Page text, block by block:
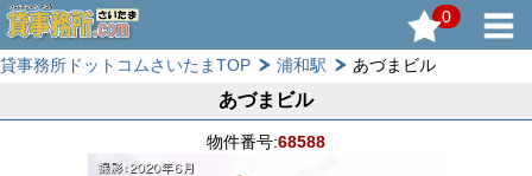
0
貸事務所ドットコムさいたまTOP 浦和駅 あづまビル
あづまビル
物件番号:68588